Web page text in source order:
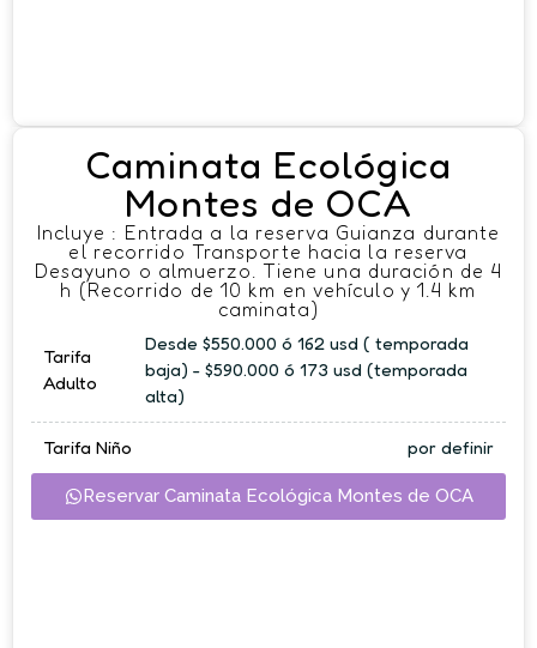
Caminata Ecológica
Montes de OCA
Incluye : Entrada a la reserva Guianza durante
el recorrido Transporte hacia la reserva
Desayuno o almuerzo. Tiene una duración de 4
h (Recorrido de 10 km en vehículo y 1.4 km
caminata)
Tarifa
Adulto
Desde $550.000 ó 162 usd ( temporada
baja) - $590.000 ó 173 usd (temporada
alta)
Tarifa Niño por definir
Reservar Caminata Ecológica Montes de OCA